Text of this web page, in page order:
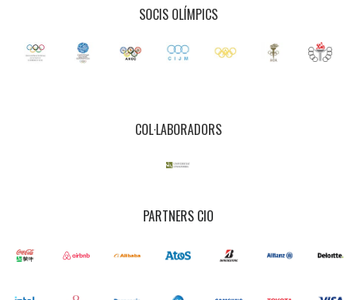
SOCIS OLÍMPICS
COL·LABORADORS
PARTNERS CIO